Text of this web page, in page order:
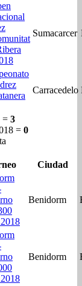
Sumacarcer
Carracedelo
= 3
= 0
Ciudad
Benidorm
Benidorm